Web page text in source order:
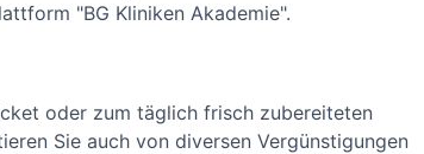
"BG Kliniken Akademie".
oder zum täglich frisch zubereiteten
Sie auch von diversen Vergünstigungen